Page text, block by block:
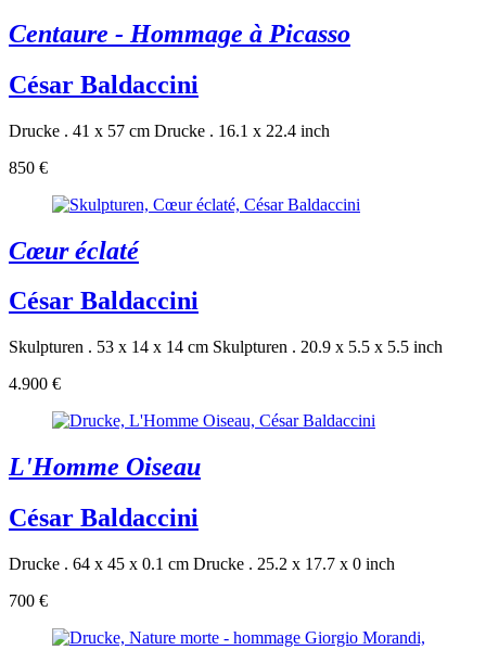
Centaure - Hommage à Picasso
César Baldaccini
Drucke . 41 x 57 cm Drucke . 16.1 x 22.4 inch
850 €
Cœur éclaté
César Baldaccini
Skulpturen . 53 x 14 x 14 cm Skulpturen . 20.9 x 5.5 x 5.5 inch
4.900 €
L'Homme Oiseau
César Baldaccini
Drucke . 64 x 45 x 0.1 cm Drucke . 25.2 x 17.7 x 0 inch
700 €